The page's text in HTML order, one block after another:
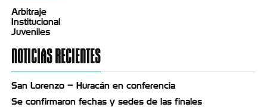
Arbitraje
Institucional
Juveniles
NOTICIAS RECIENTES
San Lorenzo – Huracán en conferencia
Se confirmaron fechas y sedes de las finales